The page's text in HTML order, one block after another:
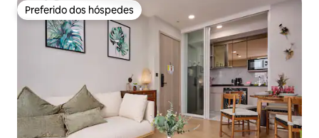
Preferido dos hóspedes
Preferido dos hóspedes